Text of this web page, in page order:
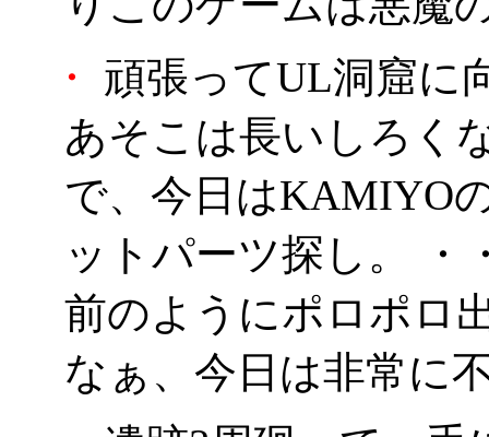
・
頑張ってUL洞窟に
あそこは長いしろく
で、今日はKAMIYO
ットパーツ探し。 ・
前のようにポロポロ
なぁ、今日は非常に